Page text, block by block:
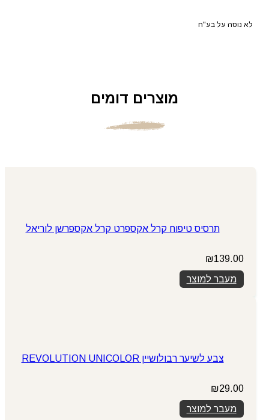
לא נוסה על בע"ח
מוצרים דומים
תרסיס טיפוח קרל אקספרט קרל אקספרשן לוריאל
₪139.00
מעבר למוצר
צבע לשיער רבולושיין REVOLUTION UNICOLOR
₪29.00
מעבר למוצר